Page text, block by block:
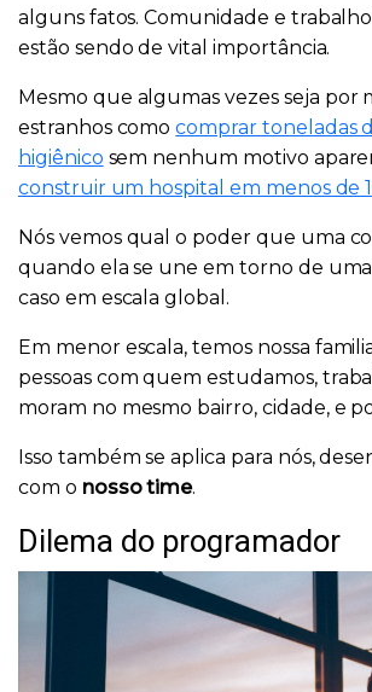
alguns fatos. Comunidade e
estão sendo de vital importância.
Mesmo que algumas vezes seja por
estranhos comocomprar toneladas
higiênico sem nenhum motivo
construir um hospital em menos de
Nós vemos qual o poder que uma
quando ela se une em torno de uma
caso em escala global.
Em menor escala, temos nossa
pessoas com quem estudamos,
moram no mesmo bairro, cidade, e
Isso também se aplica para nós,
com o nosso time.
Dilema do programador